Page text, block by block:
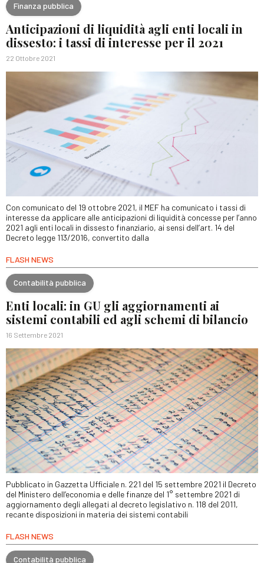
Finanza pubblica
Anticipazioni di liquidità agli enti locali in
dissesto: i tassi di interesse per il 2021
22 Ottobre 2021
Con comunicato del 19 ottobre 2021, il MEF ha comunicato i tassi di
interesse da applicare alle anticipazioni di liquidità concesse per l’anno
2021 agli enti locali in dissesto finanziario, ai sensi dell’art. 14 del
Decreto legge 113/2016, convertito dalla
FLASH NEWS
Contabilità pubblica
Enti locali: in GU gli aggiornamenti ai
sistemi contabili ed agli schemi di bilancio
16 Settembre 2021
Pubblicato in Gazzetta Ufficiale n. 221 del 15 settembre 2021 il Decreto
del Ministero dell’economia e delle finanze del 1° settembre 2021 di
aggiornamento degli allegati al decreto legislativo n. 118 del 2011,
recante disposizioni in materia dei sistemi contabili
FLASH NEWS
Contabilità pubblica